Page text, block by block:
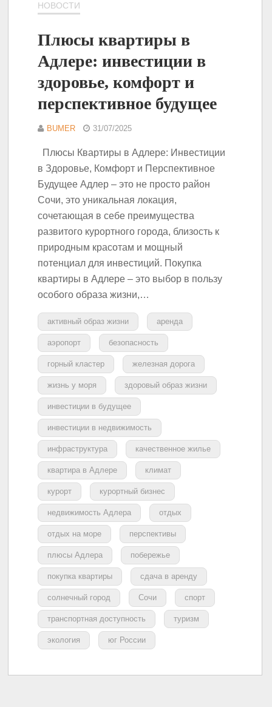
НОВОСТИ
Плюсы квартиры в
Адлере: инвестиции в
здоровье, комфорт и
перспективное будущее
BUMER 31/07/2025
Плюсы Квартиры в Адлере: Инвестиции
в Здоровье, Комфорт и Перспективное
Будущее Адлер – это не просто район
Сочи, это уникальная локация,
сочетающая в себе преимущества
развитого курортного города, близость к
природным красотам и мощный
потенциал для инвестиций. Покупка
квартиры в Адлере – это выбор в пользу
особого образа жизни,…
активный образ жизни аренда
аэропорт безопасность
горный кластер железная дорога
жизнь у моря здоровый образ жизни
инвестиции в будущее
инвестиции в недвижимость
инфраструктура качественное жилье
квартира в Адлере климат
курорт курортный бизнес
недвижимость Адлера отдых
отдых на море перспективы
плюсы Адлера побережье
покупка квартиры сдача в аренду
солнечный город Сочи спорт
транспортная доступность туризм
экология юг России